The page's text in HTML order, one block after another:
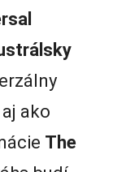
ako
The